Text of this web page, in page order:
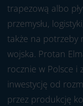
trapezową albo
przemysłu,
także na potrzeby
wojska. Protan
rocznie w Polsce i
inwestycję od
przez produkcję